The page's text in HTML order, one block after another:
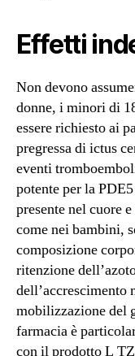
Effetti
Non devono
donne, i minori di
essere richiesto ai
pregressa di ictus
eventi
potente per la
presente nel cuore
come nei bambini,
composizione
ritenzione
dell’accrescimento
mobilizzazione del
farmacia è
con il prodotto L